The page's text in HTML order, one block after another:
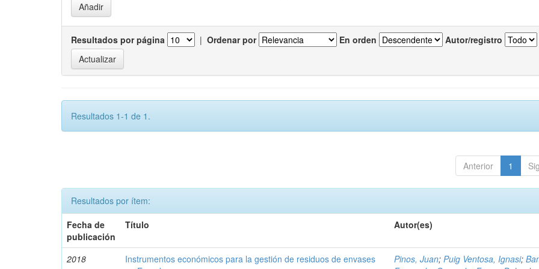
Resultados por página | Ordenar por En orden Autor/registro
Resultados 1-1 de 1.
Anterior 1
Resultados por ítem:
Fecha de
publicación
Título Autor(es)
2018
Instrumentos económicos para la gestión de residuos de envases
Pinos, Juan;Puig Ventosa, Ignasi;